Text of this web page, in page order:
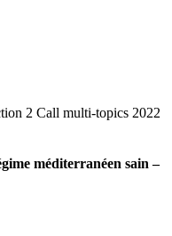
2 Call multi-topics 2022
méditerranéen sain –